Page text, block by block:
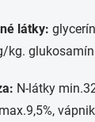
látky:
kg.
N-látky